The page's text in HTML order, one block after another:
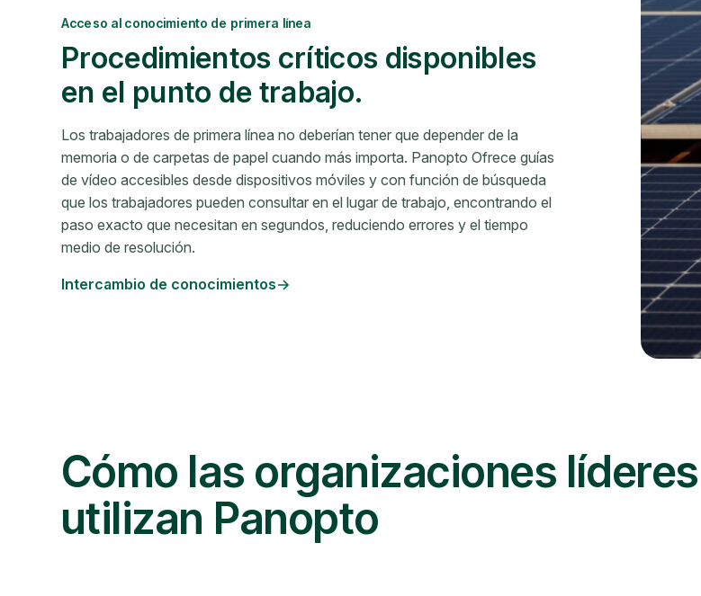
Acceso al conocimiento de primera línea
Procedimientos críticos disponibles
en el punto de trabajo.
Los trabajadores de primera línea no deberían tener que depender de la
memoria o de carpetas de papel cuando más importa. Panopto Ofrece guías
de vídeo accesibles desde dispositivos móviles y con función de búsqueda
que los trabajadores pueden consultar en el lugar de trabajo, encontrando el
paso exacto que necesitan en segundos, reduciendo errores y el tiempo
medio de resolución.
Intercambio de conocimientos
Cómo las organizaciones líderes
utilizan Panopto